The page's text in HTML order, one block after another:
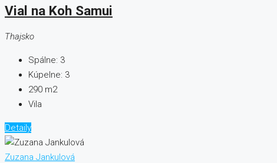
Vial na Koh Samui
Thajsko
Spálne: 3
Kúpelne: 3
290 m2
Vila
Detaily
Zuzana Jankulová